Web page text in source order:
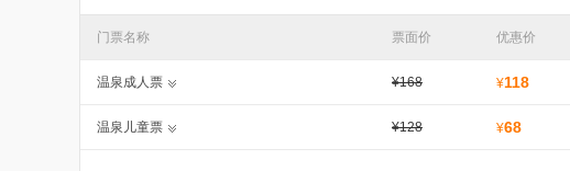
门票名称 票面价 优惠价
温泉成人票 ¥168 ¥118
温泉儿童票 ¥128 ¥68